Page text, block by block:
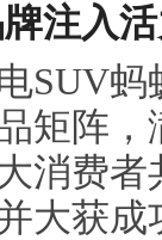
注入
SUV
矩阵
消费
大获